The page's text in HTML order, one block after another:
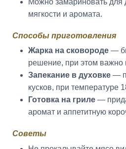
мягкости и аромата.
Способы приготовления
Жарка на сковороде —
решение, при этом важно
Запекание в духовке —
кусков, при температуре
Готовка на гриле —
аромат и аппетитную
Советы